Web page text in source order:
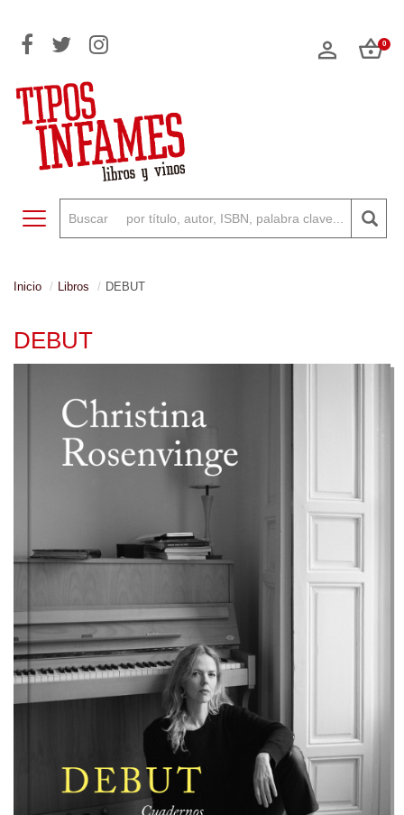
0
Toggle navigation
Inicio Libros DEBUT
DEBUT